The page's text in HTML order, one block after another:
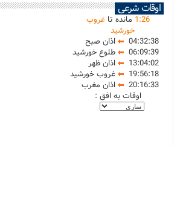
اوقات شرعی
1:26 مانده تاغروب
خورشید
04:32:38
اذان صبح
06:09:39
طلوع خورشید
13:04:02
اذان ظهر
19:56:18
غروب خورشید
20:16:33
اذان مغرب
اوقات به افق :